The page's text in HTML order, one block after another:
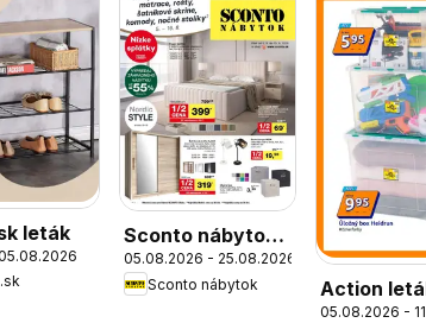
leták
Sconto nábytok
leták
05.08.2026 - 25.08.2026
Sconto nábytok
Action
05.08.2026 -